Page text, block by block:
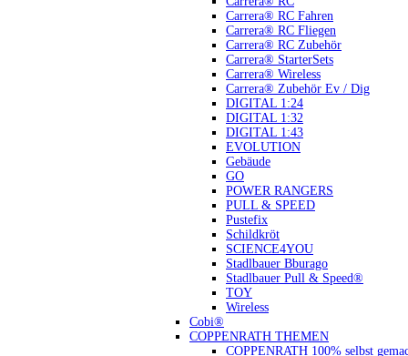
Carrera® RC Fahren
Carrera® RC Fliegen
Carrera® RC Zubehör
Carrera® StarterSets
Carrera® Wireless
Carrera® Zubehör Ev / Dig
DIGITAL 1:24
DIGITAL 1:32
DIGITAL 1:43
EVOLUTION
Gebäude
GO
POWER RANGERS
PULL & SPEED
Pustefix
Schildkröt
SCIENCE4YOU
Stadlbauer Bburago
Stadlbauer Pull & Speed®
TOY
Wireless
Cobi®
COPPENRATH THEMEN
COPPENRATH 100% selbst